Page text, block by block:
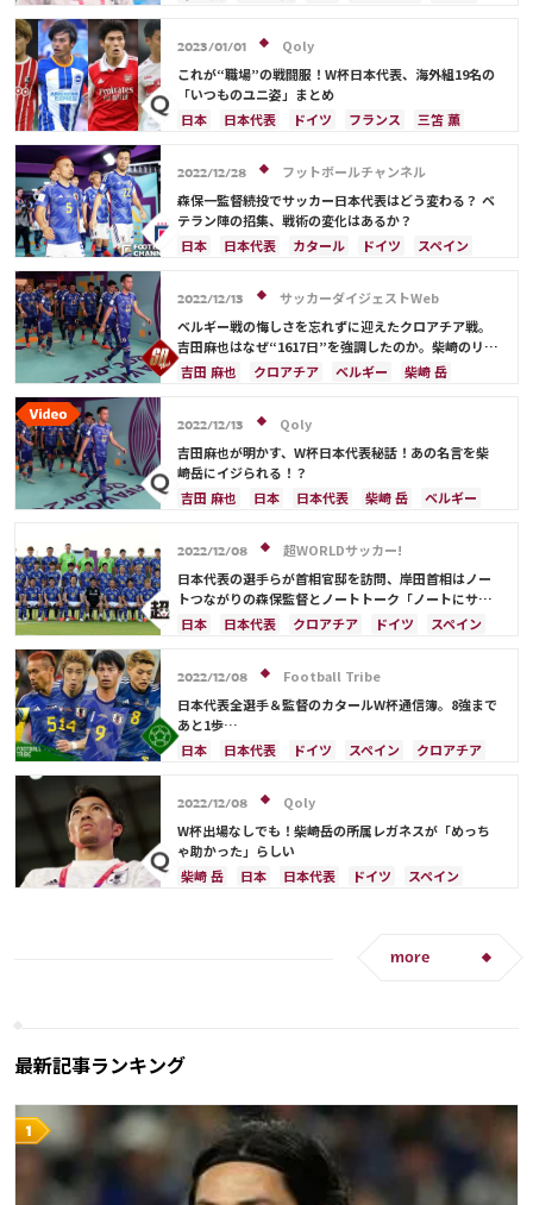
2023/01/01
Qoly
これが“職場”の戦闘服！W杯日本代表、海外組19名の
「いつものユニ姿」まとめ
日本
日本代表 ドイツ フランス
三笘 薫
ポルトガル
川島 永嗣
シュミット・ダニエル
吉田 麻也
柴崎 岳 伊東 純也
浅野 拓磨
南野 拓実
守田 英正 上田 綺世
久保 建英
鎌田 大地
板倉 滉 堂安 律
前田 大然
2022/12/28
フットボールチャンネル
森保一監督続投でサッカー日本代表はどう変わる？ ベ
テラン陣の招集、戦術の変化はあるか？
日本
日本代表 カタール ドイツ
スペイン
柴崎 岳
三笘 薫 酒井 宏樹
2022/12/13
サッカーダイジェストWeb
ベルギー戦の悔しさを忘れずに迎えたクロアチア戦。
吉田麻也はなぜ“1617日”を強調したのか。柴崎のリア
クションには苦笑【W杯】
吉田 麻也 クロアチア ベルギー
柴崎 岳
堂安 律
2022/12/13
Qoly
吉田麻也が明かす、W杯日本代表秘話！あの名言を柴
崎岳にイジられる！？
吉田 麻也
日本 日本代表 柴崎 岳
ベルギー
2022/12/08
超WORLDサッカー!
日本代表の選手らが首相官邸を訪問、岸田首相はノー
トつながりの森保監督とノートトーク「ノートにサイ
ンを入れて交換をしました」
日本 日本代表 クロアチア ドイツ
スペイン
浅野 拓磨
守田 英正 上田 綺世
冨安 健洋
遠藤 航
2022/12/08
Football Tribe
日本代表全選手＆監督のカタールW杯通信簿。8強まで
あと1歩…
日本
日本代表 ドイツ スペイン
クロアチア
遠藤 航
フランス 山根 視来
伊東 純也
南野 拓実 守田 英正
三笘 薫
田中 碧
久保 建英
冨安 健洋
町野 修斗 ベルギー
イングランド
2022/12/08
Qoly
W杯出場なしでも！柴崎岳の所属レガネスが「めっち
ゃ助かった」らしい
柴崎 岳
日本 日本代表 ドイツ
スペイン
more
最新記事ランキング